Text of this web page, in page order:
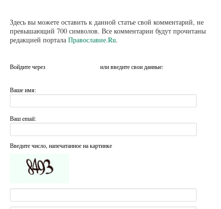
Здесь вы можете оставить к данной статье свой комментарий, не
превышающий 700 символов. Все комментарии будут прочитаны
редакцией портала Православие.Ru.
Войдите через или введите свои данные:
Ваше имя:
Ваш email:
Введите число, напечатанное на картинке